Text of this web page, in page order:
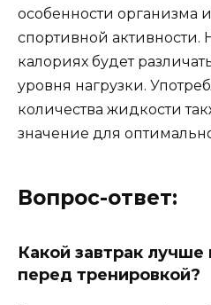
особенности организма
спортивной активности.
калориях будет
уровня нагрузки.
количества жидкости
значение для
Вопрос-ответ:
Какой завтрак лучше
перед тренировкой?